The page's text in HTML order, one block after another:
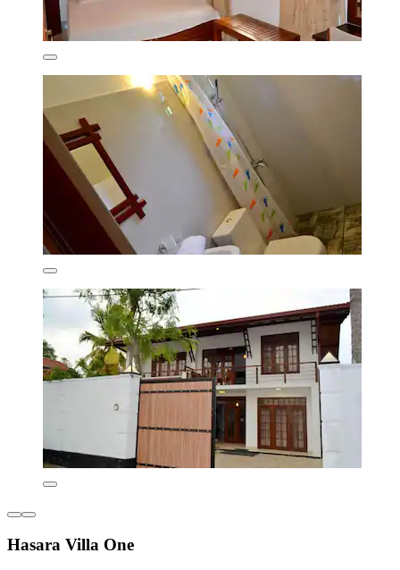
Hasara Villa One